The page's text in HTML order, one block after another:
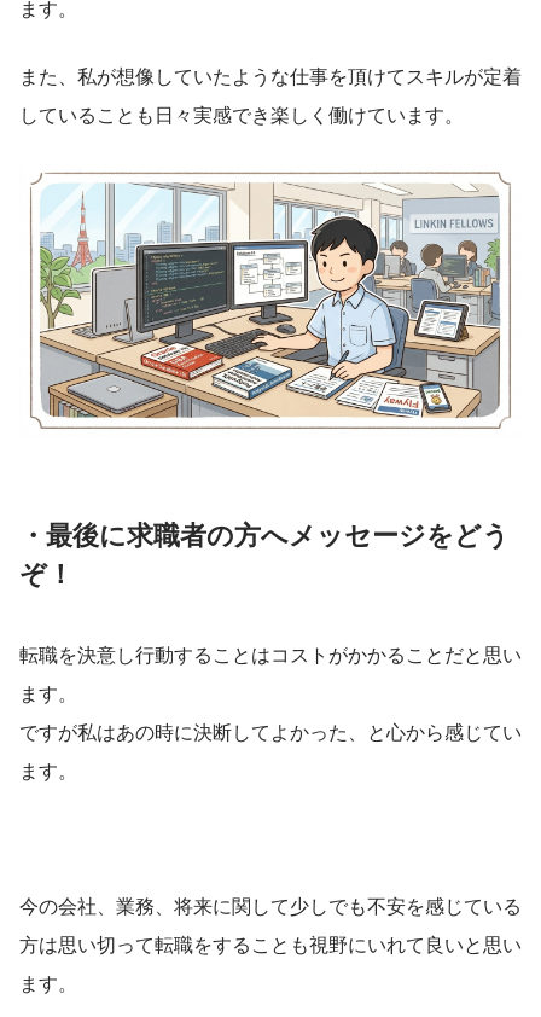
ます。
また、私が想像していたような仕事を頂けてスキルが定着
していることも日々実感でき楽しく働けています。
・最後に求職者の方へメッセージをどう
ぞ！
転職を決意し行動することはコストがかかることだと思い
ます。
ですが私はあの時に決断してよかった、と心から感じてい
ます。
今の会社、業務、将来に関して少しでも不安を感じている
方は思い切って転職をすることも視野にいれて良いと思い
ます。